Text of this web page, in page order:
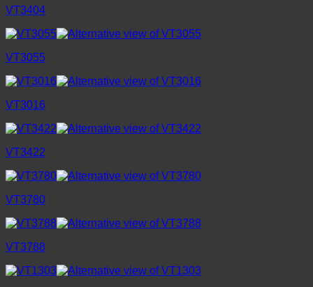
VT3404
VT3055
VT3016
VT3422
VT3780
VT3788